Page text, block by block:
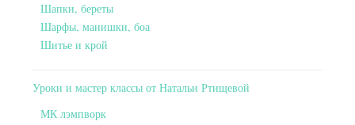
Шапки, береты
Шарфы, манишки, боа
Шитье и крой
Уроки и мастер классы от Натальи Ртищевой
МК лэмпворк